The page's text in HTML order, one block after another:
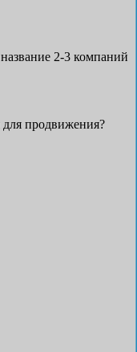
2-3 компаний
продвижения?